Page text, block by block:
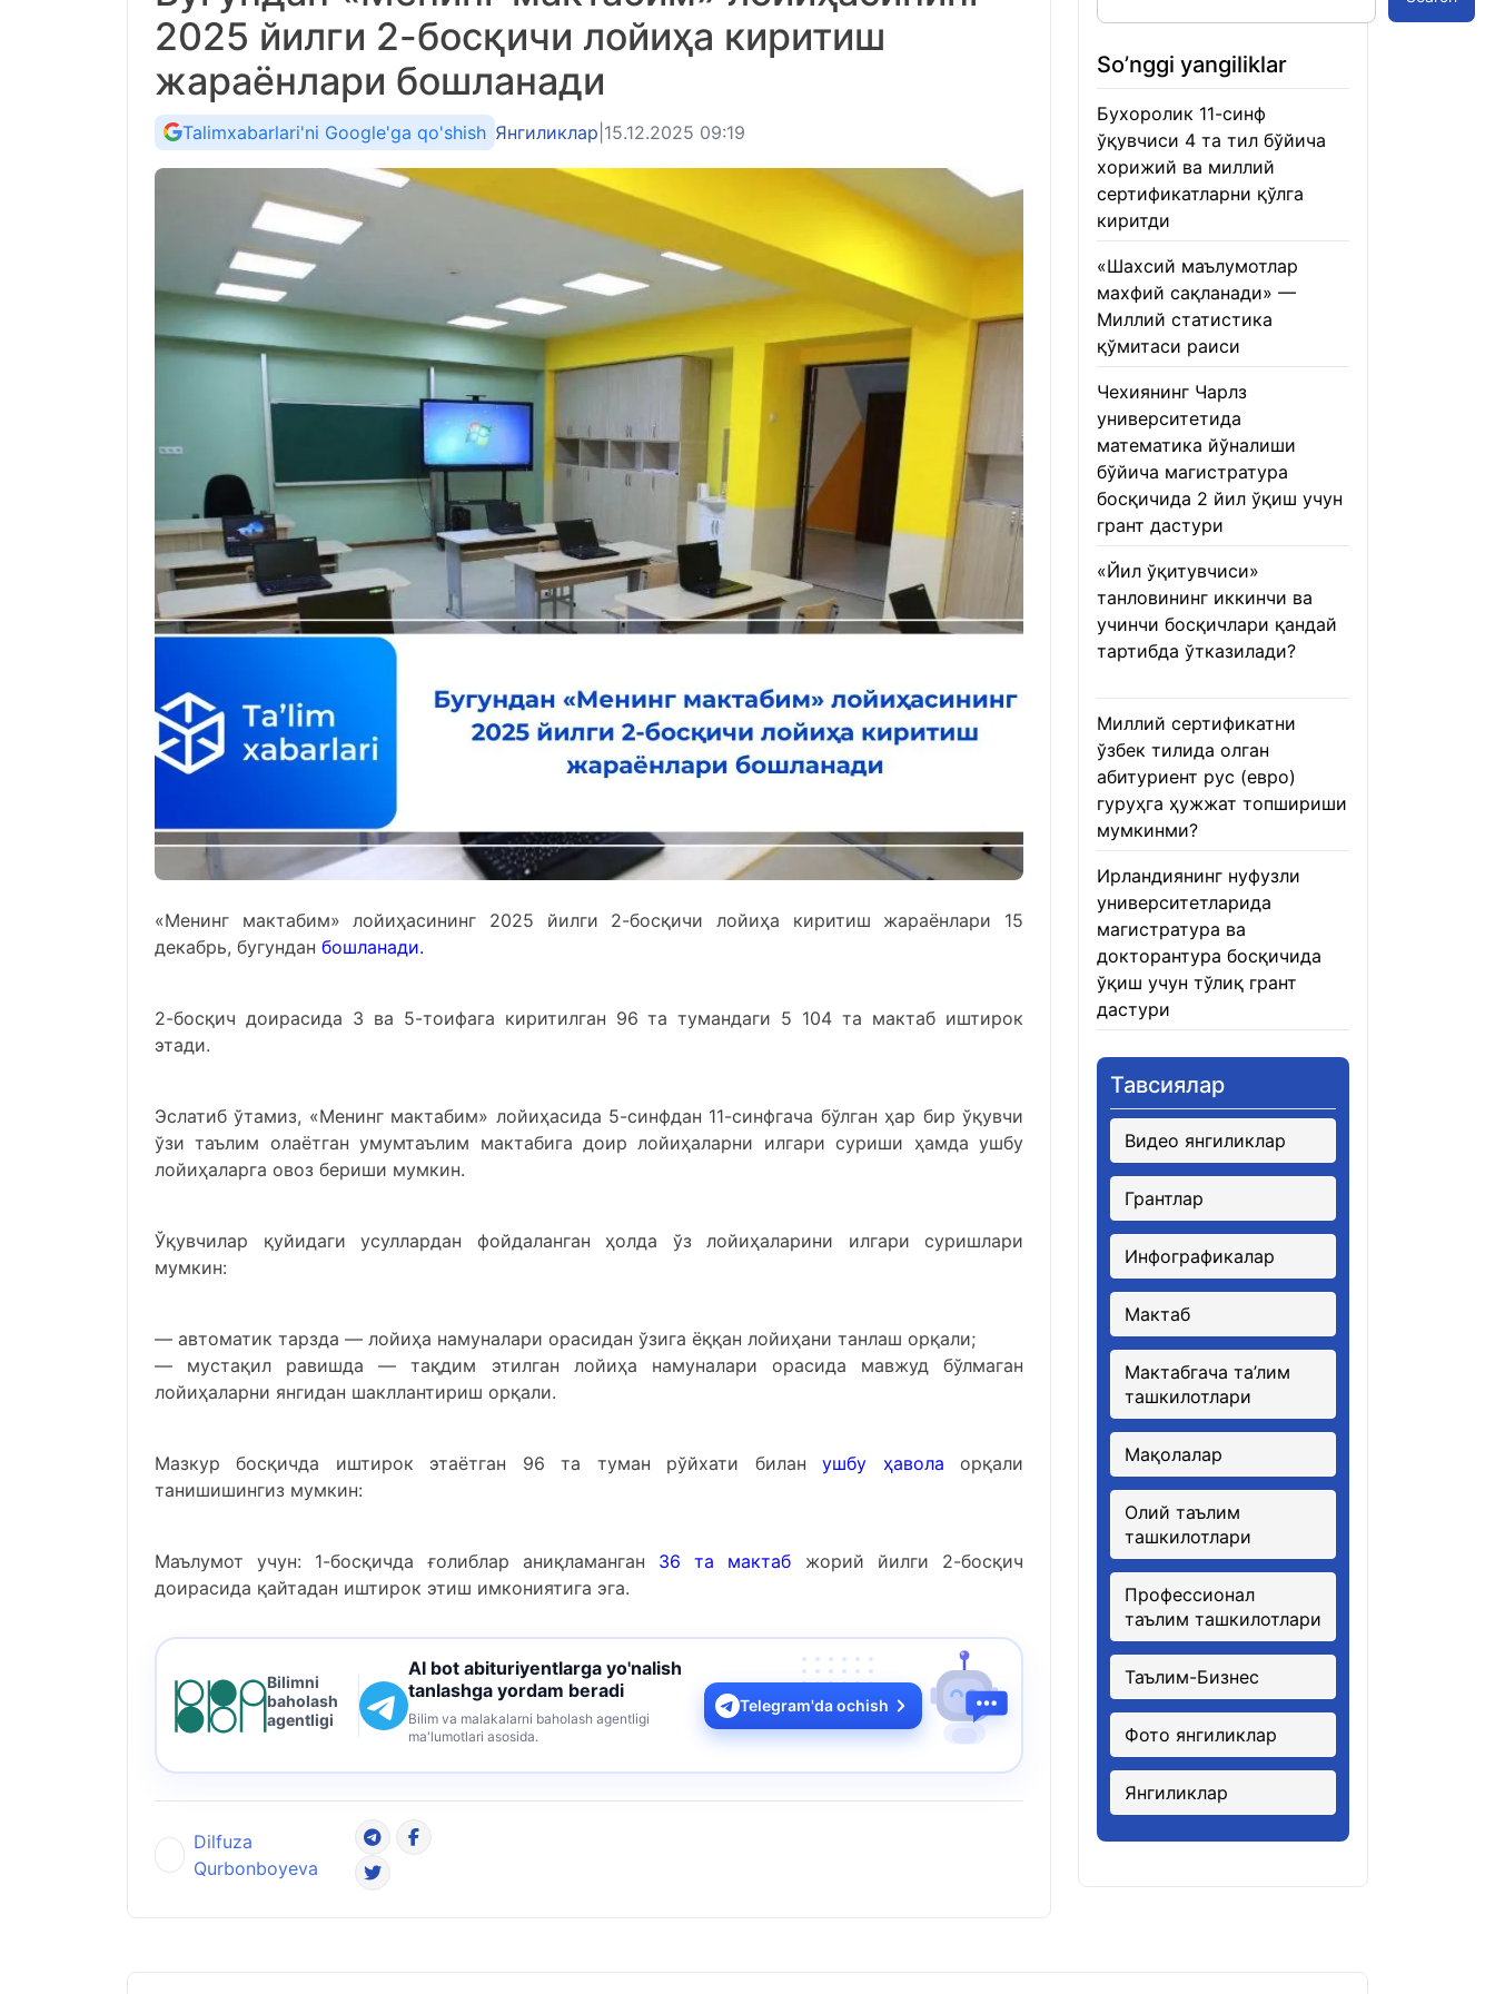
2025 йилги 2-босқичи лойиҳа киритиш
жараёнлари бошланади
Talimxabarlari'ni Google'ga qo'shish Янгиликлар 15.12.2025 09:19
«Менинг мактабим» лойиҳасининг 2025 йилги 2-босқичи лойиҳа киритиш жараёнлари 15
декабрь, бугундан бошланади.
2-босқич доирасида 3 ва 5-тоифага киритилган 96 та тумандаги 5 104 та мактаб иштирок
этади.
Эслатиб ўтамиз, «Менинг мактабим» лойиҳасида 5-синфдан 11-синфгача бўлган ҳар бир ўқувчи
ўзи таълим олаётган умумтаълим мактабига доир лойиҳаларни илгари суриши ҳамда ушбу
лойиҳаларга овоз бериши мумкин.
Ўқувчилар қуйидаги усуллардан фойдаланган ҳолда ўз лойиҳаларини илгари суришлари
мумкин:
— автоматик тарзда — лойиҳа намуналари орасидан ўзига ёққан лойиҳани танлаш орқали;
— мустақил равишда — тақдим этилган лойиҳа намуналари орасида мавжуд бўлмаган
лойиҳаларни янгидан шакллантириш орқали.
Мазкур босқичда иштирок этаётган 96 та туман рўйхати биланушбу ҳавола орқали
танишишингиз мумкин:
Маълумот учун: 1-босқичда ғолиблар аниқламанган 36 та мактаб жорий йилги 2-босқич
доирасида қайтадан иштирок этиш имкониятига эга.
Bilimni
baholash
agentligi
AI bot abituriyentlarga yo'nalish
tanlashga yordam beradi
Bilim va malakalarni baholash agentligi
ma'lumotlari asosida.
Telegram'da ochish
Dilfuza
Qurbonboyeva
So’nggi yangiliklar
Бухоролик 11-синф
ўқувчиси 4 та тил бўйича
хорижий ва миллий
сертификатларни қўлга
киритди
«Шахсий маълумотлар
махфий сақланади» —
Миллий статистика
қўмитаси раиси
Чехиянинг Чарлз
университетида
математика йўналиши
бўйича магистратура
босқичида 2 йил ўқиш учун
грант дастури
«Йил ўқитувчиси»
танловининг иккинчи ва
учинчи босқичлари қандай
тартибда ўтказилади?
Миллий сертификатни
ўзбек тилида олган
абитуриент рус (евро)
гуруҳга ҳужжат топшириши
мумкинми?
Ирландиянинг нуфузли
университетларида
магистратура ва
докторантура босқичида
ўқиш учун тўлиқ грант
дастури
Тавсиялар
Видео янгиликлар
Грантлар
Инфографикалар
Мактаб
Мактабгача та’лим
ташкилотлари
Мақолалар
Олий таълим
ташкилотлари
Профессионал
таълим ташкилотлари
Таълим-Бизнес
Фото янгиликлар
Янгиликлар